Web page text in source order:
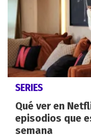
SERIES
Qué ver en
episodios que
semana